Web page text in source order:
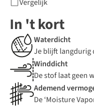
Vergelijk
In 't kort
Waterdicht
Je blijft langdurig
Winddicht
De stof laat geen
Ademend
De ‘Moisture